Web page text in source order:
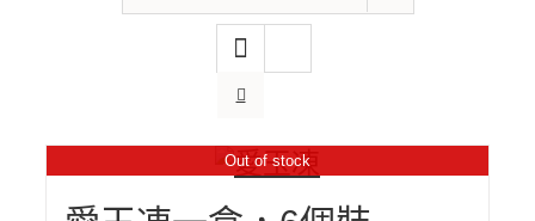
Out of stock